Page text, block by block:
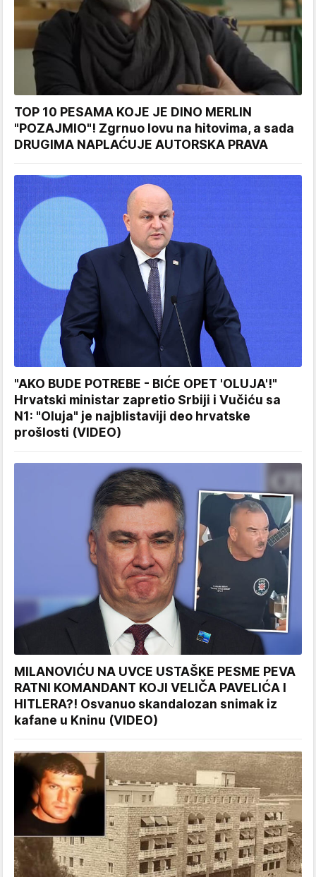
TOP 10 PESAMA KOJE JE DINO MERLIN
"POZAJMIO"! Zgrnuo lovu na hitovima, a sada
DRUGIMA NAPLAĆUJE AUTORSKA PRAVA
"AKO BUDE POTREBE - BIĆE OPET 'OLUJA'!"
Hrvatski ministar zapretio Srbiji i Vučiću sa
N1: "Oluja" je najblistaviji deo hrvatske
prošlosti (VIDEO)
MILANOVIĆU NA UVCE USTAŠKE PESME PEVA
RATNI KOMANDANT KOJI VELIČA PAVELIĆA I
HITLERA?! Osvanuo skandalozan snimak iz
kafane u Kninu (VIDEO)